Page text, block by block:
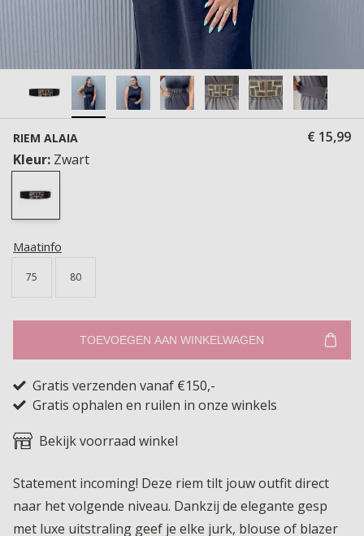
RIEM ALAIA
€ 15,99
Kleur: Zwart
Maatinfo
75 80
TOEVOEGEN AAN WINKELWAGEN
Gratis verzenden vanaf €150,-
Gratis ophalen en ruilen in onze winkels
Bekijk voorraad winkel
Statement incoming! Deze riem tilt jouw outfit direct
naar het volgende niveau. Dankzij de elegante gesp
met luxe uitstraling geef je elke jurk, blouse of blazer